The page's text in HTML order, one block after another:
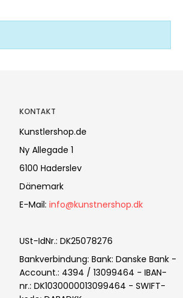
KONTAKT
Kunstlershop.de
Ny Allegade 1
6100 Haderslev
Dänemark
E-Mail: info@kunstnershop.dk
USt-IdNr.: DK25078276
Bankverbindung: Bank: Danske Bank -
Account.: 4394 / 13099464 - IBAN-
nr.: DK1030000013099464 - SWIFT-